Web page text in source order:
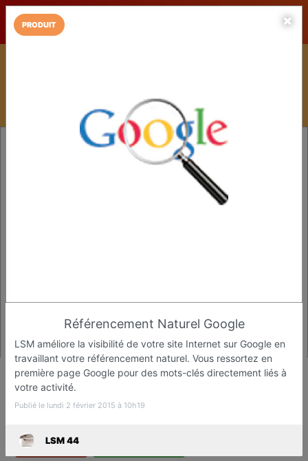
LaCarte Play Store
Télécharger Plus tard
LSM 44
Reze
Favori
PRODUIT
Référencement Naturel Google
LSM améliore la visibilité de votre site Internet sur Google en
travaillant votre référencement naturel. Vous ressortez en
première page Google pour des mots-clés directement liés à
votre activité.
Publié le lundi 2 février 2015 à 10h19
LSM 44